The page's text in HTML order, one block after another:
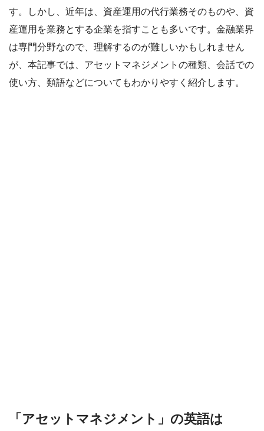
す。しかし、近年は、資産運用の代行業務そのものや、資
産運用を業務とする企業を指すことも多いです。金融業界
は専門分野なので、理解するのが難しいかもしれません
が、本記事では、アセットマネジメントの種類、会話での
使い方、類語などについてもわかりやすく紹介します。
「アセットマネジメント」の英語は